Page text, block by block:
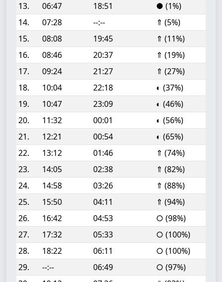
13.
06:47 18:51
● (1%)
14.
07:28 --:--
⇑ (5%)
15.
08:08 19:45
⇑ (11%)
16.
08:46 20:37
⇑ (19%)
17.
09:24 21:27
⇑ (27%)
18.
10:04 22:18
◐ (37%)
19.
10:47 23:09
◐ (46%)
20.
11:32 00:01
◐ (56%)
21.
12:21 00:54
◐ (65%)
22.
13:12 01:46
⇑ (74%)
23.
14:05 02:38
⇑ (82%)
24.
14:58 03:26
⇑ (88%)
25.
15:50 04:11
⇑ (94%)
26.
16:42 04:53
○ (98%)
27.
17:32 05:33
○ (100%)
28.
18:22 06:11
○ (100%)
29.
--:-- 06:49
○ (97%)